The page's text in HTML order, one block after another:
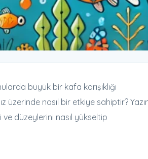
büyük bir kafa karışıklığı
üzerinde nasıl bir etkiye sahiptir?
düzeylerini nasıl yükseltip